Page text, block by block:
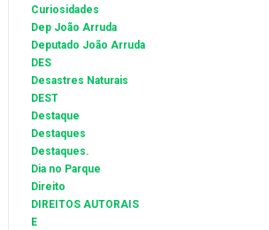
Curiosidades
Dep João Arruda
Deputado João Arruda
DES
Desastres Naturais
DEST
Destaque
Destaques
Destaques.
Dia no Parque
Direito
DIREITOS AUTORAIS
E